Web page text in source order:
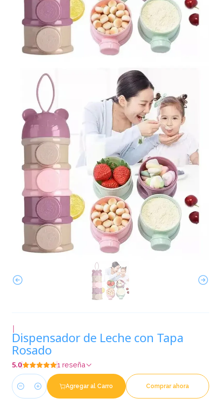
|
Dispensador de Leche con Tapa
Rosado
5.0 1 reseña
Cantidad
Agregar al Carro Comprar ahora